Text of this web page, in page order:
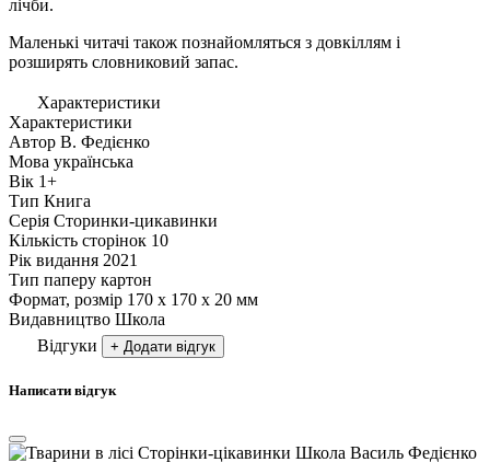
лічби.
Маленькі читачі також познайомляться з довкіллям і
розширять словниковий запас.
Характеристики
Характеристики
Автор В. Федієнко
Мова українська
Вік 1+
Тип Книга
Серія Сторинки-цикавинки
Кількість сторінок 10
Рік видання 2021
Тип паперу картон
Формат, розмір 170 х 170 х 20 мм
Видавництво Школа
Відгуки
+ Додати відгук
Написати відгук